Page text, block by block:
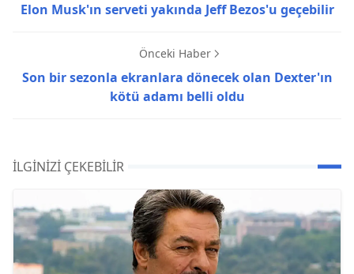
Elon Musk'ın serveti yakında Jeff Bezos'u geçebilir
Önceki Haber
Son bir sezonla ekranlara dönecek olan Dexter'ın
kötü adamı belli oldu
İLGINIZI ÇEKEBILIR